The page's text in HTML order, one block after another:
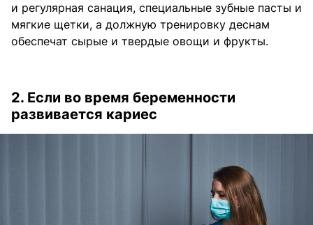
и регулярная санация, специальные зубные пасты и
мягкие щетки, а должную тренировку деснам
обеспечат сырые и твердые овощи и фрукты.
2. Если во время беременности
развивается кариес